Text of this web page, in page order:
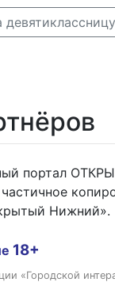
портал
Нижний».
18+
«Городской